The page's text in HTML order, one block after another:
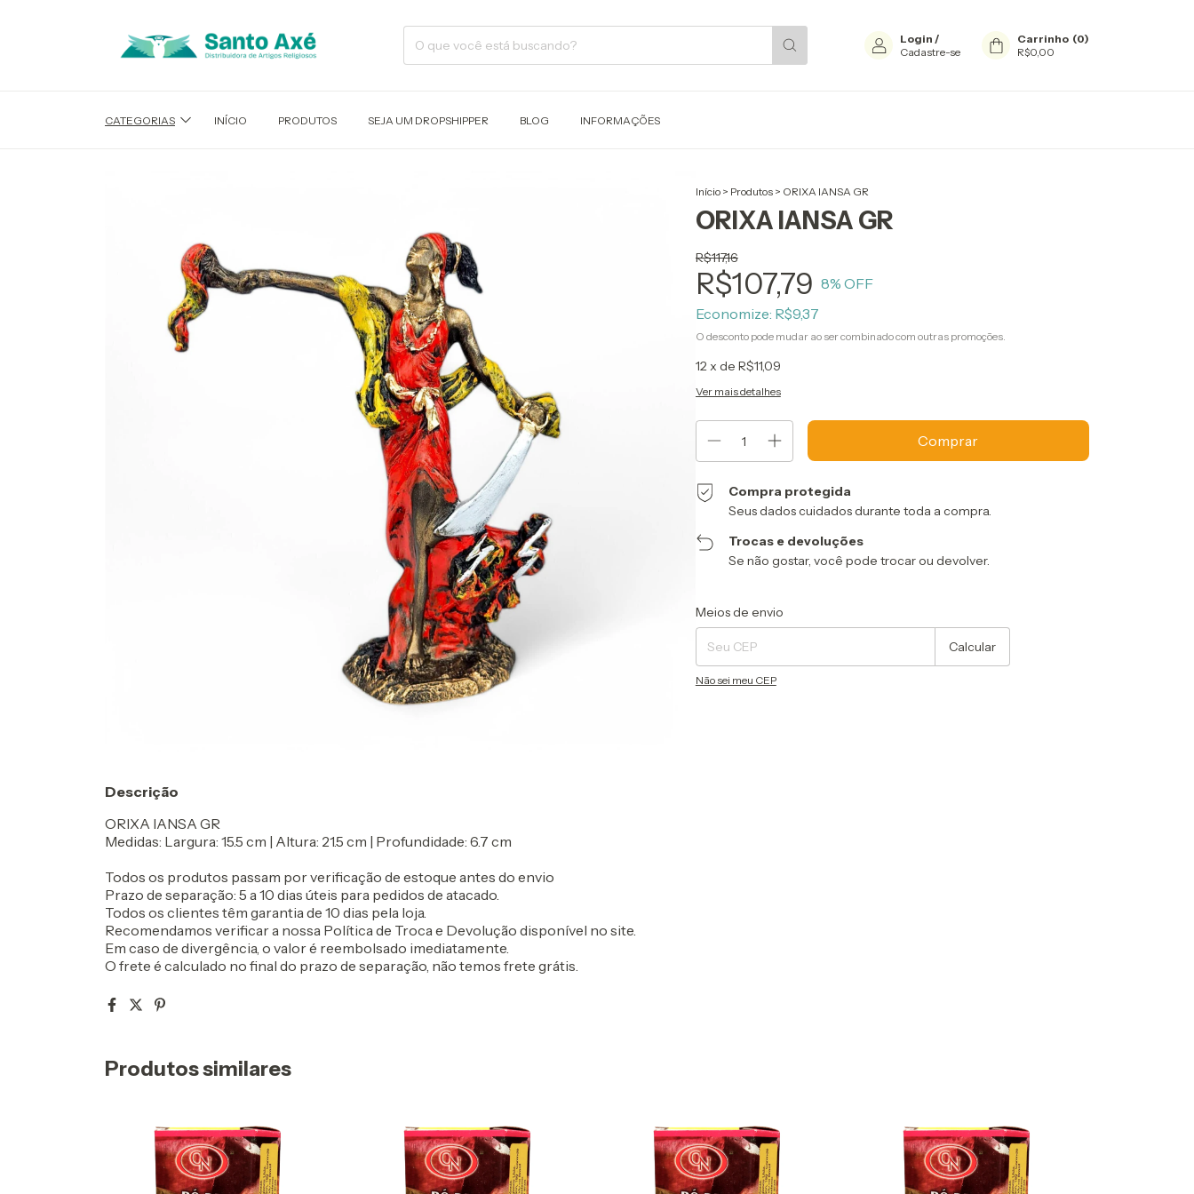
Login /
Cadastre-se
Carrinho (0)
R$0,00
CATEGORIAS INÍCIO PRODUTOS SEJA UM DROPSHIPPER BLOG INFORMAÇÕES
Início > Produtos > ORIXA IANSA GR
ORIXA IANSA GR
R$117,16
R$107,79 8% OFF
Economize: R$9,37
O desconto pode mudar ao ser combinado com outras promoções.
12x de R$11,09
Ver mais detalhes
Compra protegida
Seus dados cuidados durante toda a compra.
Trocas e devoluções
Se não gostar, você pode trocar ou devolver.
Entregas para o CEP:
Meios de envio
Calcular
Não sei meu CEP
Descrição
ORIXA IANSA GR
Medidas: Largura: 15.5 cm | Altura: 21.5 cm | Profundidade: 6.7 cm
Todos os produtos passam por verificação de estoque antes do envio
Prazo de separação: 5 a 10 dias úteis para pedidos de atacado.
Todos os clientes têm garantia de 10 dias pela loja.
Recomendamos verificar a nossa Política de Troca e Devolução disponível no site.
Em caso de divergência, o valor é reembolsado imediatamente.
O frete é calculado no final do prazo de separação, não temos frete grátis.
Produtos similares